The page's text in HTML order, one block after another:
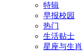
特辑
早报校园
热门
生活贴士
星座与生肖